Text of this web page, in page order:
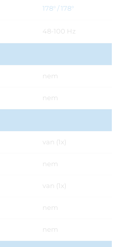
178° / 178°
48-100 Hz
nem
nem
van (1x)
nem
van (1x)
nem
nem